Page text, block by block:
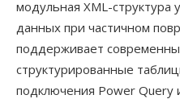
модульная XML-структура
данных при частичном
поддерживает
структурированные
подключения Power Query